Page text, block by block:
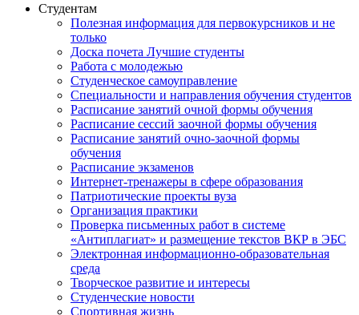
Студентам
Полезная информация для первокурсников и не
только
Доска почета Лучшие студенты
Работа с молодежью
Студенческое самоуправление
Специальности и направления обучения студентов
Расписание занятий очной формы обучения
Расписание сессий заочной формы обучения
Расписание занятий очно-заочной формы
обучения
Расписание экзаменов
Интернет-тренажеры в сфере образования
Патриотические проекты вуза
Организация практики
Проверка письменных работ в системе
«Антиплагиат» и размещение текстов ВКР в ЭБС
Электронная информационно-образовательная
среда
Творческое развитие и интересы
Студенческие новости
Спортивная жизнь